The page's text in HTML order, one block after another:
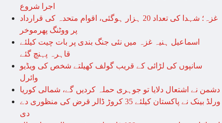
اجرا شروع
غزہ؛ شہدا کی تعداد 20 ہزار ہوگئی، اقوام متحدہ کی قرارداد
پر ووٹنگ پھرموخر
اسماعیل ہنیہ غزہ میں نئی جنگ بندی پر بات چیت کیلئے
قاہرہ پہنچ گئے
سانپوں کی لڑائی کے قریب گولف کھیلتے شخص کی ویڈیو
وائرل
دشمن نے اشتعال دلایا تو جوہری حملہ کردیں گے، شمالی کوریا
ورلڈ بینک نے پاکستان کیلئے 35 کروڑ ڈالر قرض کی منظوری دے
دی